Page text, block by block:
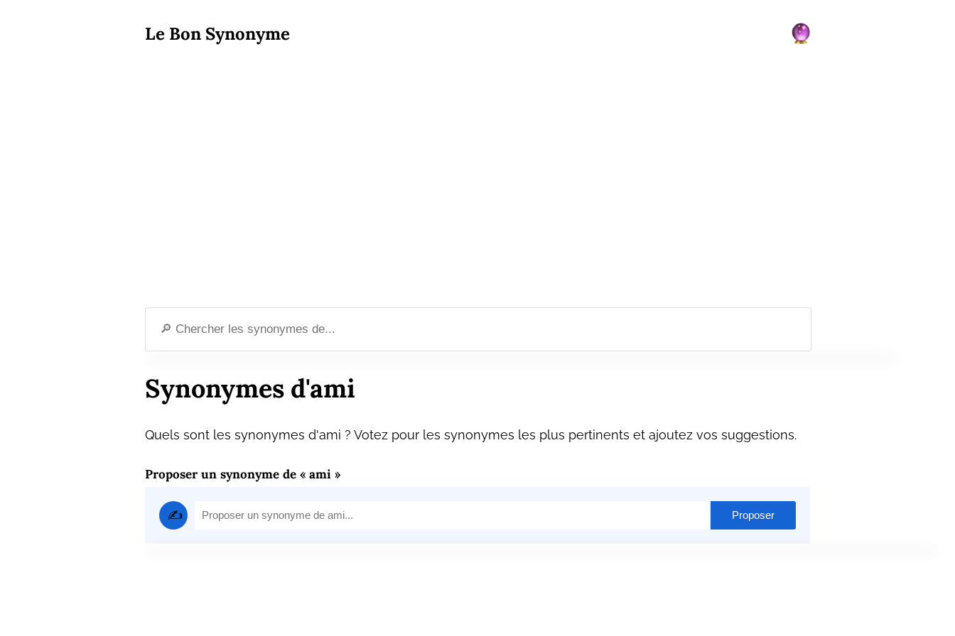
Le Bon Synonyme
Synonymes d'ami
Quels sont les synonymes d'ami ? Votez pour les synonymes les plus pertinents et ajoutez vos suggestions.
Proposer un synonyme de « ami »
✍️